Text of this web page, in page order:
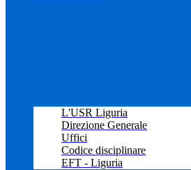
L'USR Liguria
Direzione Generale
Uffici
Codice disciplinare
EFT - Liguria